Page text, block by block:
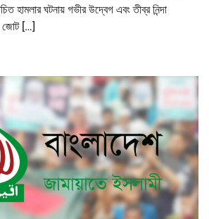
হামলার ঘটনায় গভীর উদ্বেগ এবং তীব্র নিন্দা
জোট […]